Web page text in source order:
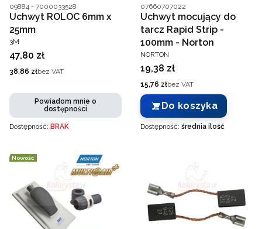
Kod producenta
09884 - 7000033528
Uchwyt ROLOC 6mm x
25mm
PRODUCENT
3M
Cena
47,80 zł
Cena
38,86 złbez VAT
Powiadom mnie o
dostępności
Dostępność: BRAK
Kod producenta
07660707022
Uchwyt mocujący do
tarcz Rapid Strip -
100mm - Norton
PRODUCENT
NORTON
Cena
19,38 zł
Cena
15,76 złbez VAT
Do koszyka
Dostępność: średnia ilość
Nowość